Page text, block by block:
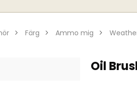
färg ammo mig
Oil